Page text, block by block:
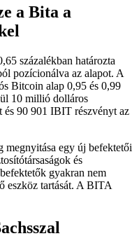
a Bita a
százalékban határozta
pozícionálva az alapot. A
Bitcoin alap 0,95 és 0,99
10 millió dolláros
90 901 IBIT részvényt az
megnyitása egy új befektetői
és
gyakran nem
eszköz tartását. A BITA